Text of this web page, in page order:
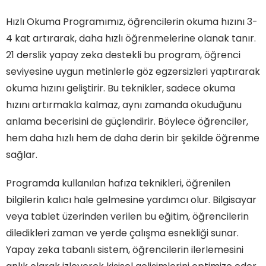
Hızlı Okuma Programımız, öğrencilerin okuma hızını 3-
4 kat artırarak, daha hızlı öğrenmelerine olanak tanır.
21 derslik yapay zeka destekli bu program, öğrenci
seviyesine uygun metinlerle göz egzersizleri yaptırarak
okuma hızını geliştirir. Bu teknikler, sadece okuma
hızını artırmakla kalmaz, aynı zamanda okuduğunu
anlama becerisini de güçlendirir. Böylece öğrenciler,
hem daha hızlı hem de daha derin bir şekilde öğrenme
sağlar.
Programda kullanılan hafıza teknikleri, öğrenilen
bilgilerin kalıcı hale gelmesine yardımcı olur. Bilgisayar
veya tablet üzerinden verilen bu eğitim, öğrencilerin
diledikleri zaman ve yerde çalışma esnekliği sunar.
Yapay zeka tabanlı sistem, öğrencilerin ilerlemesini